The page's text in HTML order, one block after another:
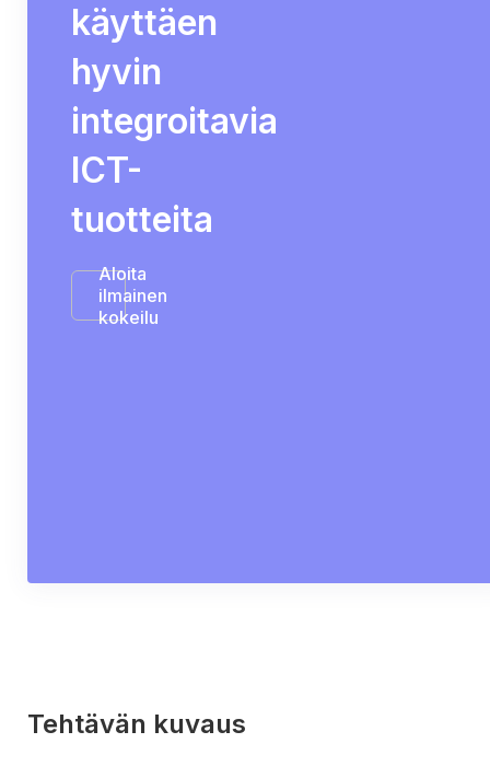
käyttäen
hyvin
integroitavia
ICT-
tuotteita
Aloita
ilmainen
kokeilu
Tehtävän kuvaus